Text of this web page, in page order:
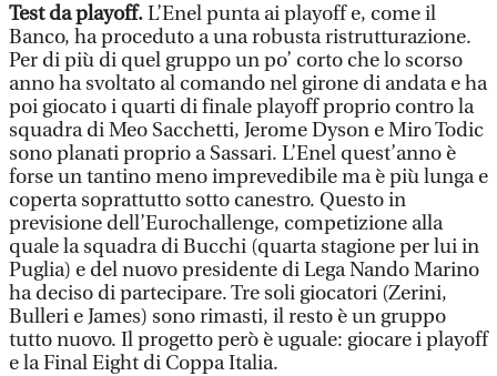
Test da playoff.L’Enel punta ai playoff e, come il
Banco, ha proceduto a una robusta ristrutturazione.
Per di più di quel gruppo un po’ corto che lo scorso
anno ha svoltato al comando nel girone di andata e ha
poi giocato i quarti di finale playoff proprio contro la
squadra di Meo Sacchetti, Jerome Dyson e Miro Todic
sono planati proprio a Sassari. L’Enel quest’anno è
forse un tantino meno imprevedibile ma è più lunga e
coperta soprattutto sotto canestro. Questo in
previsione dell’Eurochallenge, competizione alla
quale la squadra di Bucchi (quarta stagione per lui in
Puglia) e del nuovo presidente di Lega Nando Marino
ha deciso di partecipare. Tre soli giocatori (Zerini,
Bulleri e James) sono rimasti, il resto è un gruppo
tutto nuovo. Il progetto però è uguale: giocare i playoff
e la Final Eight di Coppa Italia.